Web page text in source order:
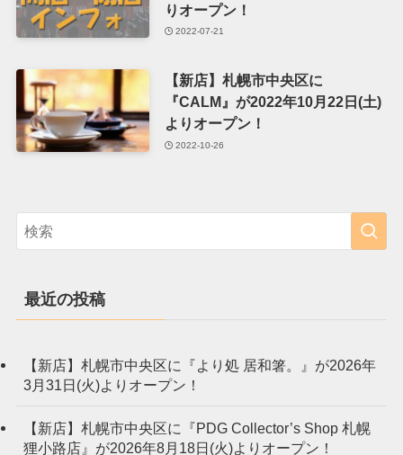
りオープン！
2022-07-21
【新店】札幌市中央区に
『CALM』が2022年10月22日(土)
よりオープン！
2022-10-26
最近の投稿
【新店】札幌市中央区に『より処 居和箸。』が2026年
3月31日(火)よりオープン！
【新店】札幌市中央区に『PDG Collector’s Shop 札幌
狸小路店』が2026年8月18日(火)よりオープン！